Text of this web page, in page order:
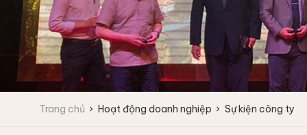
Giá trị cốt lõi
Lĩnh vực kinh doanh
Vì sao chọn chúng tôi
Máy giặt vắt tốc độ cao
Máy giặt vắt tốc độ trung bình
Máy giặt công nghiệp
IPSO
Máy giặt vắt tốc độ cao
Trang chủ Hoạt động doanh nghiệp Sự kiện công ty